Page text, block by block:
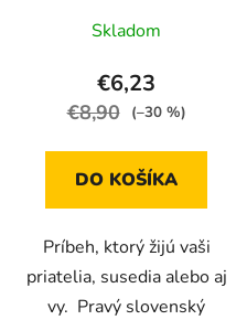
Skladom
€6,23
€8,90 (–30 %)
DO KOŠÍKA
Príbeh, ktorý žijú vaši
priatelia, susedia alebo aj
vy. Pravý slovenský